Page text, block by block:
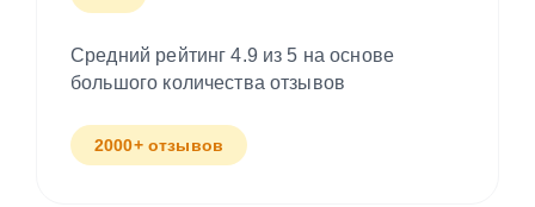
Средний рейтинг 4.9 из 5 на основе
большого количества отзывов
2000+ отзывов